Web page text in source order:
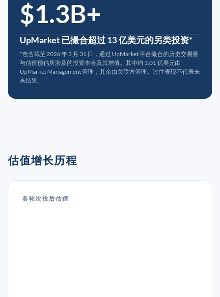
$1.3B+
UpMarket 已撮合超过 13 亿美元的另类投资*
*包含截至 2026 年 3 月 31 日，通过 UpMarket 平台撮合的历史交易量
与估值预估所涉及的投资本金及其增值。其中约 3.01 亿美元由
UpMarket Management 管理，其余由关联方管理。过往表现不代表未
来结果。
估值增长历程
各轮次投后估值